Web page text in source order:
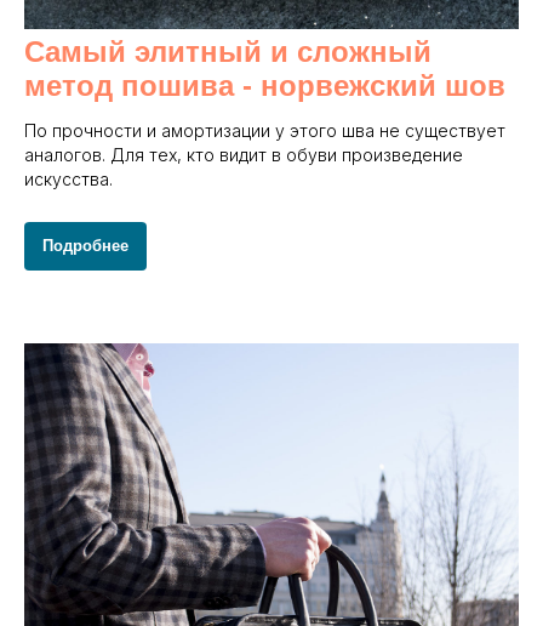
Самый элитный и сложный
метод пошива - норвежский шов
По прочности и амортизации у этого шва не существует
аналогов. Для тех, кто видит в обуви произведение
искусства.
Подробнее